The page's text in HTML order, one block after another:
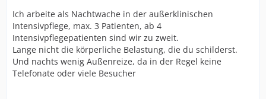
Ich arbeite als Nachtwache in der außerklinischen
Intensivpflege, max. 3 Patienten, ab 4
Intensivpflegepatienten sind wir zu zweit.
Lange nicht die körperliche Belastung, die du schilderst.
Und nachts wenig Außenreize, da in der Regel keine
Telefonate oder viele Besucher